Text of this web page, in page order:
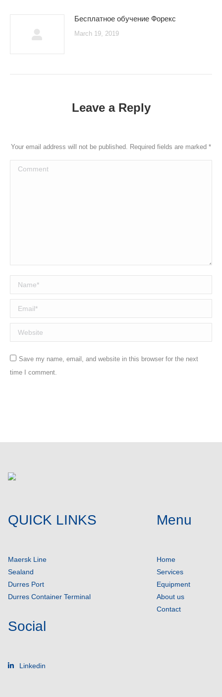
Бесплатное обучение Форекс
March 19, 2019
Leave a Reply
Your email address will not be published. Required fields are marked *
Comment
Name *
Email *
Website
Save my name, email, and website in this browser for the next
time I comment.
QUICK LINKS
Maersk Line
Sealand
Durres Port
Durres Container Terminal
Menu
Home
Services
Equipment
About us
Contact
Social
Linkedin